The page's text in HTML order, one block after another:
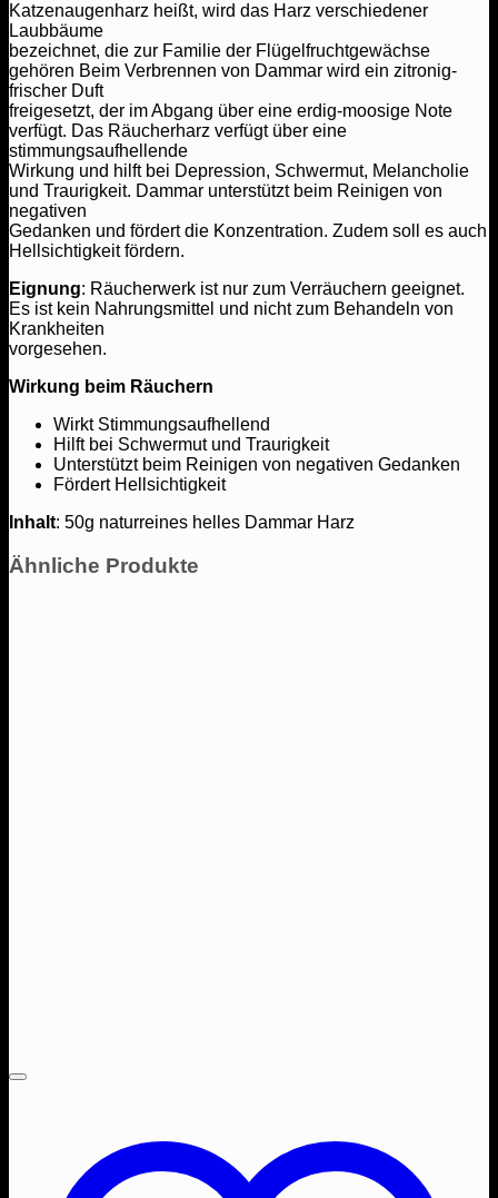
Katzenaugenharz heißt, wird das Harz verschiedener
Laubbäume
bezeichnet, die zur Familie der Flügelfruchtgewächse
gehören Beim Verbrennen von Dammar wird ein zitronig-
frischer Duft
freigesetzt, der im Abgang über eine erdig-moosige Note
verfügt. Das Räucherharz verfügt über eine
stimmungsaufhellende
Wirkung und hilft bei Depression, Schwermut, Melancholie
und Traurigkeit. Dammar unterstützt beim Reinigen von
negativen
Gedanken und fördert die Konzentration. Zudem soll es auch
Hellsichtigkeit fördern.
Eignung: Räucherwerk ist nur zum Verräuchern geeignet.
Es ist kein Nahrungsmittel und nicht zum Behandeln von
Krankheiten
vorgesehen.
Wirkung beim Räuchern
Wirkt Stimmungsaufhellend
Hilft bei Schwermut und Traurigkeit
Unterstützt beim Reinigen von negativen Gedanken
Fördert Hellsichtigkeit
Inhalt: 50g naturreines helles Dammar Harz
Ähnliche Produkte